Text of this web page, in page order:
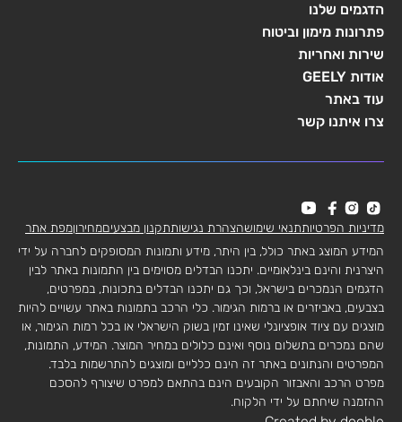
הדגמים שלנו
פתרונות מימון וביטוח
שירות ואחריות
אודות GEELY
עוד באתר
צרו איתנו קשר
מדיניות הפרטיותתנאי שימושהצהרת נגישותתקנון מבצעיםמחירוןמפת אתר
המידע המוצג באתר כולל, בין היתר, מידע ותמונות המסופקים לחברה על ידי
היצרנית והינם בינלאומיים. יתכנו הבדלים מסוימים בין התמונות באתר לבין
הדגמים הנמכרים בישראל, וכך גם יתכנו הבדלים בתכונות, במפרטים,
בצבעים, באביזרים או ברמות הגימור. כלי הרכב בתמונות באתר עשויים להיות
מוצגים עם ציוד אופציונלי שאינו זמין בשוק הישראלי או בכל רמות הגימור, או
שהם נמכרים בתשלום נוסף ואינם כלולים במחיר המוצר. המידע, התמונות,
המפרטים והנתונים באתר זה הינם כלליים ומוצגים להתרשמות בלבד.
מפרט הרכב והאבזור הקובעים הינם בהתאם למפרט שיצורף להסכם
ההזמנה שיחתם על ידי הלקוח.